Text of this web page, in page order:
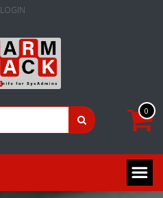
LOGIN
0